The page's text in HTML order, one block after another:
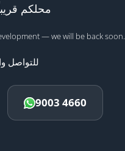
محلكم
— we will be back soon.
للتواصل
9003 4660